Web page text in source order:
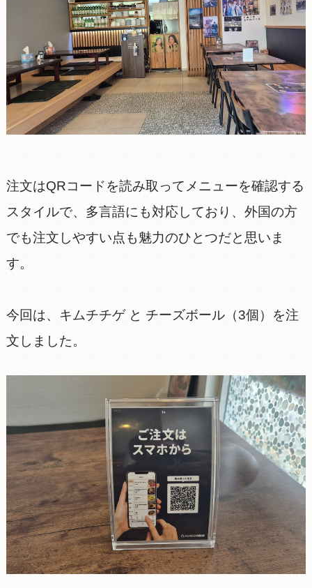
注文はQRコードを読み取ってメニューを確認する
スタイルで、多言語にも対応しており、外国の方
でも注文しやすい点も魅力のひとつだと思いま
す。
今回は、キムチチゲ と チーズボール（3個）を注
文しました。